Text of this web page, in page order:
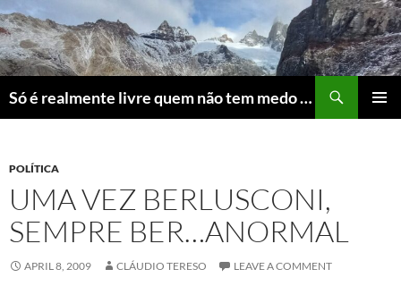
Skip
to
content
Só é realmente livre quem não tem medo do ridículo
POLÍTICA
UMA VEZ BERLUSCONI,
SEMPRE BER…ANORMAL
APRIL 8, 2009 CLÁUDIO TERESO LEAVE A COMMENT